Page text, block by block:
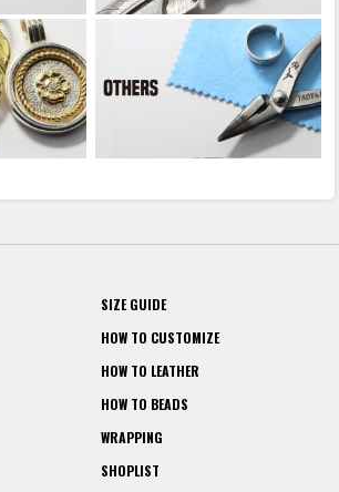
SIZE GUIDE
HOW TO CUSTOMIZE
HOW TO LEATHER
HOW TO BEADS
WRAPPING
SHOPLIST